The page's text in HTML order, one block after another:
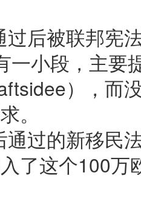
后被联邦宪
一小段，主要
），而
。
过的新移民
了这个100